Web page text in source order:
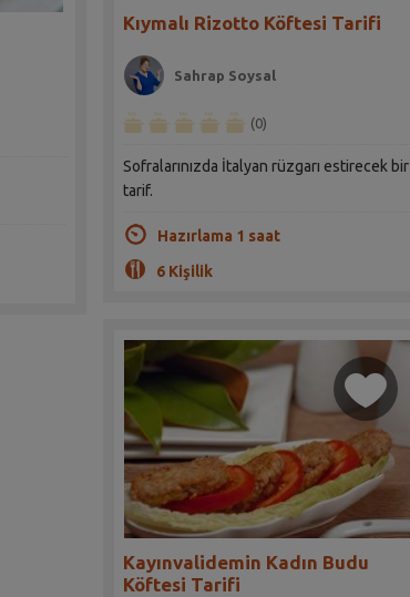
Kıymalı Rizotto Köftesi Tarifi
Sahrap Soysal
(0)
Sofralarınızda İtalyan rüzgarı estirecek bir
tarif.
Hazırlama 1 saat
6 Kişilik
Kayınvalidemin Kadın Budu
Köftesi Tarifi